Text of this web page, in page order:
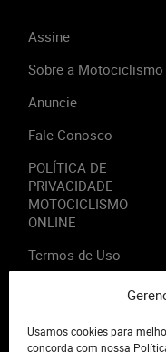
Usamos cookies para
concorda com nossa
Assine
Sobre a Motociclismo
Anuncie
Fale Conosco
POLÍTICA DE
PRIVACIDADE –
MOTOCICLISMO
ONLINE
Termos de Uso
2023 - Editora Motor